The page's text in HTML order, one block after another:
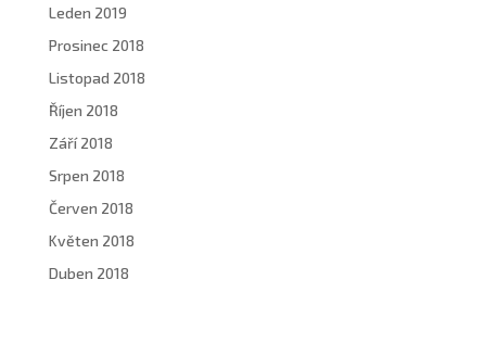
Leden 2019
Prosinec 2018
Listopad 2018
Říjen 2018
Září 2018
Srpen 2018
Červen 2018
Květen 2018
Duben 2018